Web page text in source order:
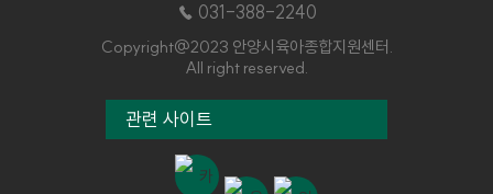
☎ 031-388-2240
Copyright@2023 안양시육아종합지원센터.
All right reserved.
관련 사이트